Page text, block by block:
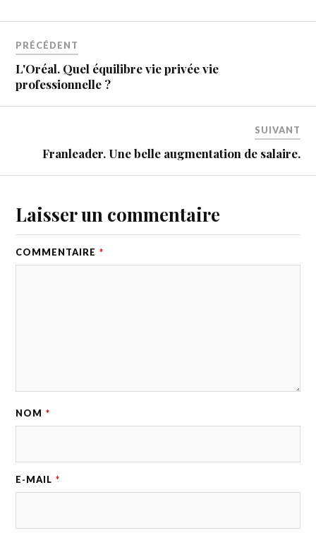
PRÉCÉDENT
L'Oréal. Quel équilibre vie privée vie
professionnelle ?
SUIVANT
Franleader. Une belle augmentation de salaire.
Laisser un commentaire
COMMENTAIRE *
NOM *
E-MAIL *